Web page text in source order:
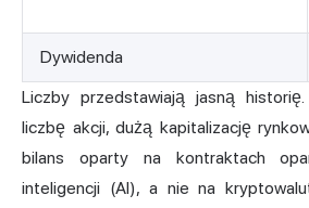
Dywidenda
Liczby przedstawiają jasną
liczbę akcji, dużą kapitalizację
bilans oparty na kontraktach
inteligencji (AI), a nie na